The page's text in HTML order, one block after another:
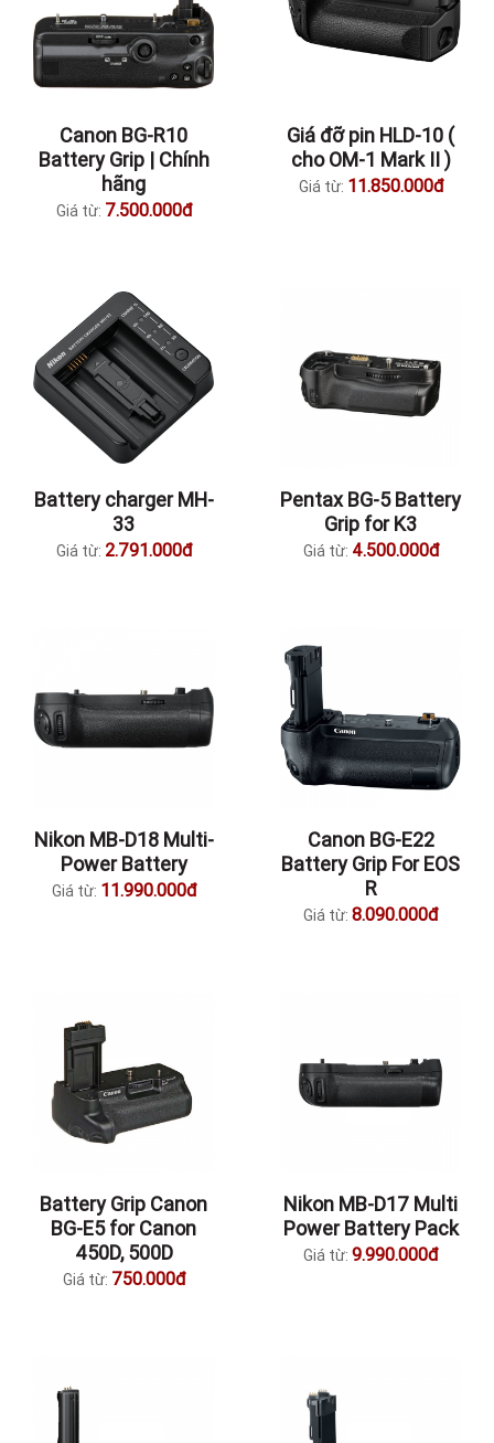
Canon BG-R10
Battery Grip | Chính
hãng
Giá từ: 7.500.000đ
Giá đỡ pin HLD-10 (
cho OM-1 Mark II )
Giá từ: 11.850.000đ
Battery charger MH-
33
Giá từ: 2.791.000đ
Pentax BG-5 Battery
Grip for K3
Giá từ: 4.500.000đ
Nikon MB-D18 Multi-
Power Battery
Giá từ: 11.990.000đ
Canon BG-E22
Battery Grip For EOS
R
Giá từ: 8.090.000đ
Battery Grip Canon
BG-E5 for Canon
450D, 500D
Giá từ: 750.000đ
Nikon MB-D17 Multi
Power Battery Pack
Giá từ: 9.990.000đ